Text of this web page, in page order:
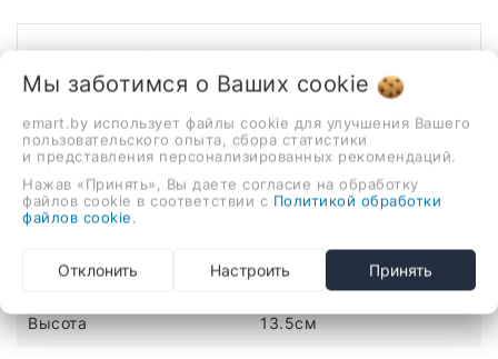
Описание Отзывы
48.5x35 см, чаша, накладной, фарфор, крепление на
столешницу
ХАРАКТЕРИСТИКИ
Материал
Цвет золотой, черный
Высота 13.5см
Мы заботимся о Ваших cookie
emart.by использует файлы cookie для улучшения Вашего
пользовательского опыта, сбора статистики
и представления персонализированных рекомендаций.
Нажав «Принять», Вы даете согласие на обработку
файлов cookie в соответствии с Политикой обработки
файлов cookie
Отклонить Настроить Принять